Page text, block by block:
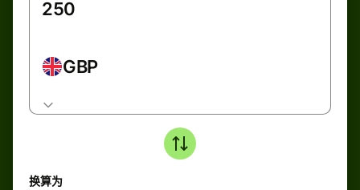
GBP
换算为